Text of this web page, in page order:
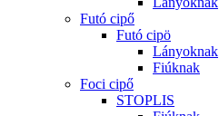
Futó cipő
Futó cipö
Lányoknak
Fiúknak
Foci cipő
STOPLIS